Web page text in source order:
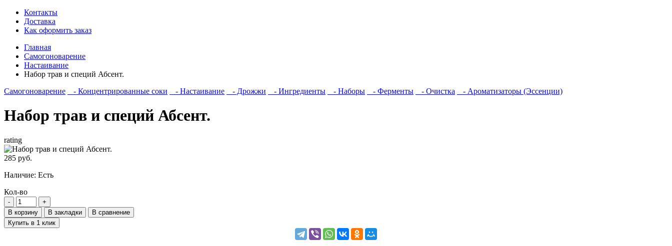
Контакты
Доставка
Как оформить заказ
Главная
Самогоноварение
Настаивание
Набор трав и специй Абсент.
Самогоноварение
- Концентрированные соки - Настаивание - Дрожжи - Ингредиенты - Наборы - Ферменты - Очистка - Ароматизаторы (Эссенции)
Набор трав и специй Абсент.
rating
285 руб.
Наличие: Есть
Кол-во
В корзину В закладки
В сравнение
Купить в 1 клик